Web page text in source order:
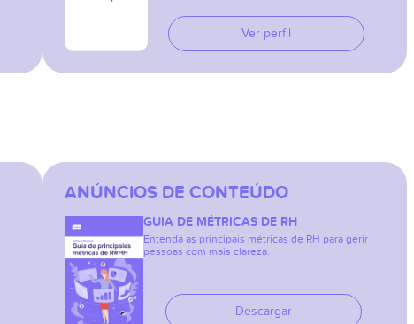
Ver perfil
ANÚNCIOS DE CONTEÚDO
GUIA DE MÉTRICAS DE RH
Entenda as principais métricas de RH para gerir
pessoas com mais clareza.
Descargar